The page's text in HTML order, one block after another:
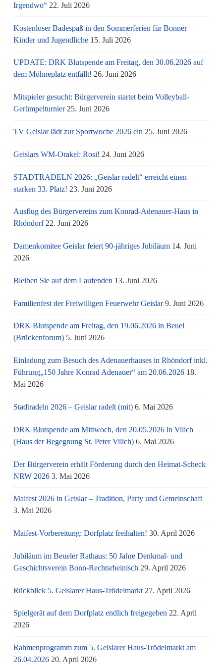
Irgendwo“ 22. Juli 2026
Kostenloser Badespaß in den Sommerferien für Bonner
Kinder und Jugendliche 15. Juli 2026
UPDATE: DRK Blutspende am Freitag, den 30.06.2026 auf
dem Möhneplatz entfällt! 26. Juni 2026
Mitspieler gesucht: Bürgerverein startet beim Volleyball-
Gerümpelturnier 25. Juni 2026
TV Geislar lädt zur Sportwoche 2026 ein 25. Juni 2026
Geislars WM-Orakel: Rosi! 24. Juni 2026
STADTRADELN 2026: „Geislar radelt“ erreicht einen
starken 33. Platz! 23. Juni 2026
Ausflug des Bürgervereins zum Konrad-Adenauer-Haus in
Rhöndorf 22. Juni 2026
Damenkomitee Geislar feiert 90-jähriges Jubiläum 14. Juni
2026
Bleiben Sie auf dem Laufenden 13. Juni 2026
Familienfest der Freiwilligen Feuerwehr Geislar 9. Juni 2026
DRK Blutspende am Freitag, den 19.06.2026 in Beuel
(Brückenforum) 5. Juni 2026
Einladung zum Besuch des Adenauerhauses in Rhöndorf inkl.
Führung„150 Jahre Konrad Adenauer“ am 20.06.2026 18.
Mai 2026
Stadtradeln 2026 – Geislar radelt (mit) 6. Mai 2026
DRK Blutspende am Mittwoch, den 20.05.2026 in Vilich
(Haus der Begegnung St. Peter Vilich) 6. Mai 2026
Der Bürgerverein erhält Förderung durch den Heimat-Scheck
NRW 2026 3. Mai 2026
Maifest 2026 in Geislar – Tradition, Party und Gemeinschaft
3. Mai 2026
Maifest-Vorbereitung: Dorfplatz freihalten! 30. April 2026
Jubiläum im Beueler Rathaus: 50 Jahre Denkmal- und
Geschichtsverein Bonn-Rechtsrheinisch 29. April 2026
Rückblick 5. Geislarer Haus-Trödelmarkt 27. April 2026
Spielgerät auf dem Dorfplatz endlich freigegeben 22. April
2026
Rahmenprogramm zum 5. Geislarer Haus-Trödelmarkt am
26.04.2026 20. April 2026